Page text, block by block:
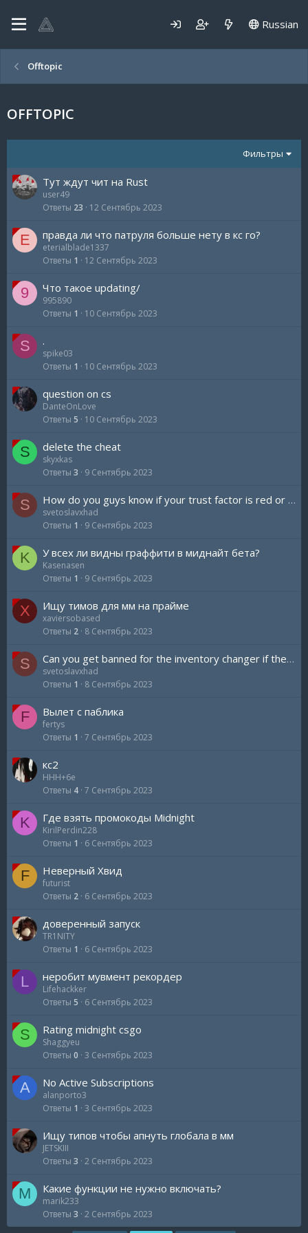
Russian
Offtopic
OFFTOPIC
Фильтры
Тут ждут чит на Rust
user49
Ответы 23 12 Сентябрь 2023
E правда ли что патруля больше нету в кс го?
eterialblade1337
Ответы 1 12 Сентябрь 2023
9 Что такое updating/
995890
Ответы 1 10 Сентябрь 2023
S .
spike03
Ответы 1 10 Сентябрь 2023
question on cs
DanteOnLove
Ответы 5 10 Сентябрь 2023
S delete the cheat
skyxkas
Ответы 3 9 Сентябрь 2023
S How do you guys know if your trust factor is red or green ?
svetoslavxhad
Ответы 1 9 Сентябрь 2023
K У всех ли видны граффити в миднайт бета?
Kasenasen
Ответы 1 9 Сентябрь 2023
X Ищу тимов для мм на прайме
xaviersobased
Ответы 2 8 Сентябрь 2023
S Can you get banned for the inventory changer if they look up your inventory ?
svetoslavxhad
Ответы 1 8 Сентябрь 2023
F Вылет с паблика
fertys
Ответы 1 7 Сентябрь 2023
кс2
HHH+6e
Ответы 4 7 Сентябрь 2023
K Где взять промокоды Midnight
KirilPerdin228
Ответы 1 6 Сентябрь 2023
F Неверный Хвид
futurist
Ответы 2 6 Сентябрь 2023
доверенный запуск
TR1NITY
Ответы 1 6 Сентябрь 2023
L неробит мувмент рекордер
Lifehackker
Ответы 5 6 Сентябрь 2023
S Rating midnight csgo
Shaggyeu
Ответы 0 3 Сентябрь 2023
A No Active Subscriptions
alanporto3
Ответы 1 3 Сентябрь 2023
Ищу типов чтобы апнуть глобала в мм
JETSKIII
Ответы 3 2 Сентябрь 2023
M Какие функции не нужно включать?
marik233
Ответы 3 2 Сентябрь 2023